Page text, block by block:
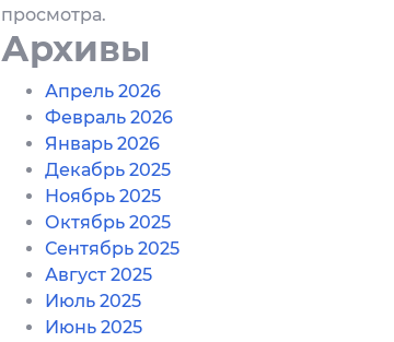
просмотра.
Архивы
Апрель 2026
Февраль 2026
Январь 2026
Декабрь 2025
Ноябрь 2025
Октябрь 2025
Сентябрь 2025
Август 2025
Июль 2025
Июнь 2025